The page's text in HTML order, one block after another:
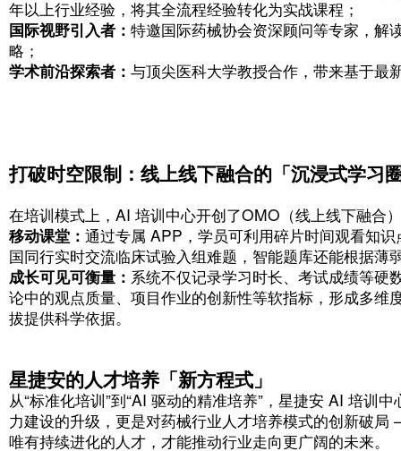
课程亮点抢先看
集团资深实战派：来自星捷安研发、临床
年以上行业经验，将其全流程经验转化为
国际视野引入者：特邀国际药械协会资深
略；
学术前沿探索者：与顶尖医科大学教授合
打破时空限制：线上线下融合的「